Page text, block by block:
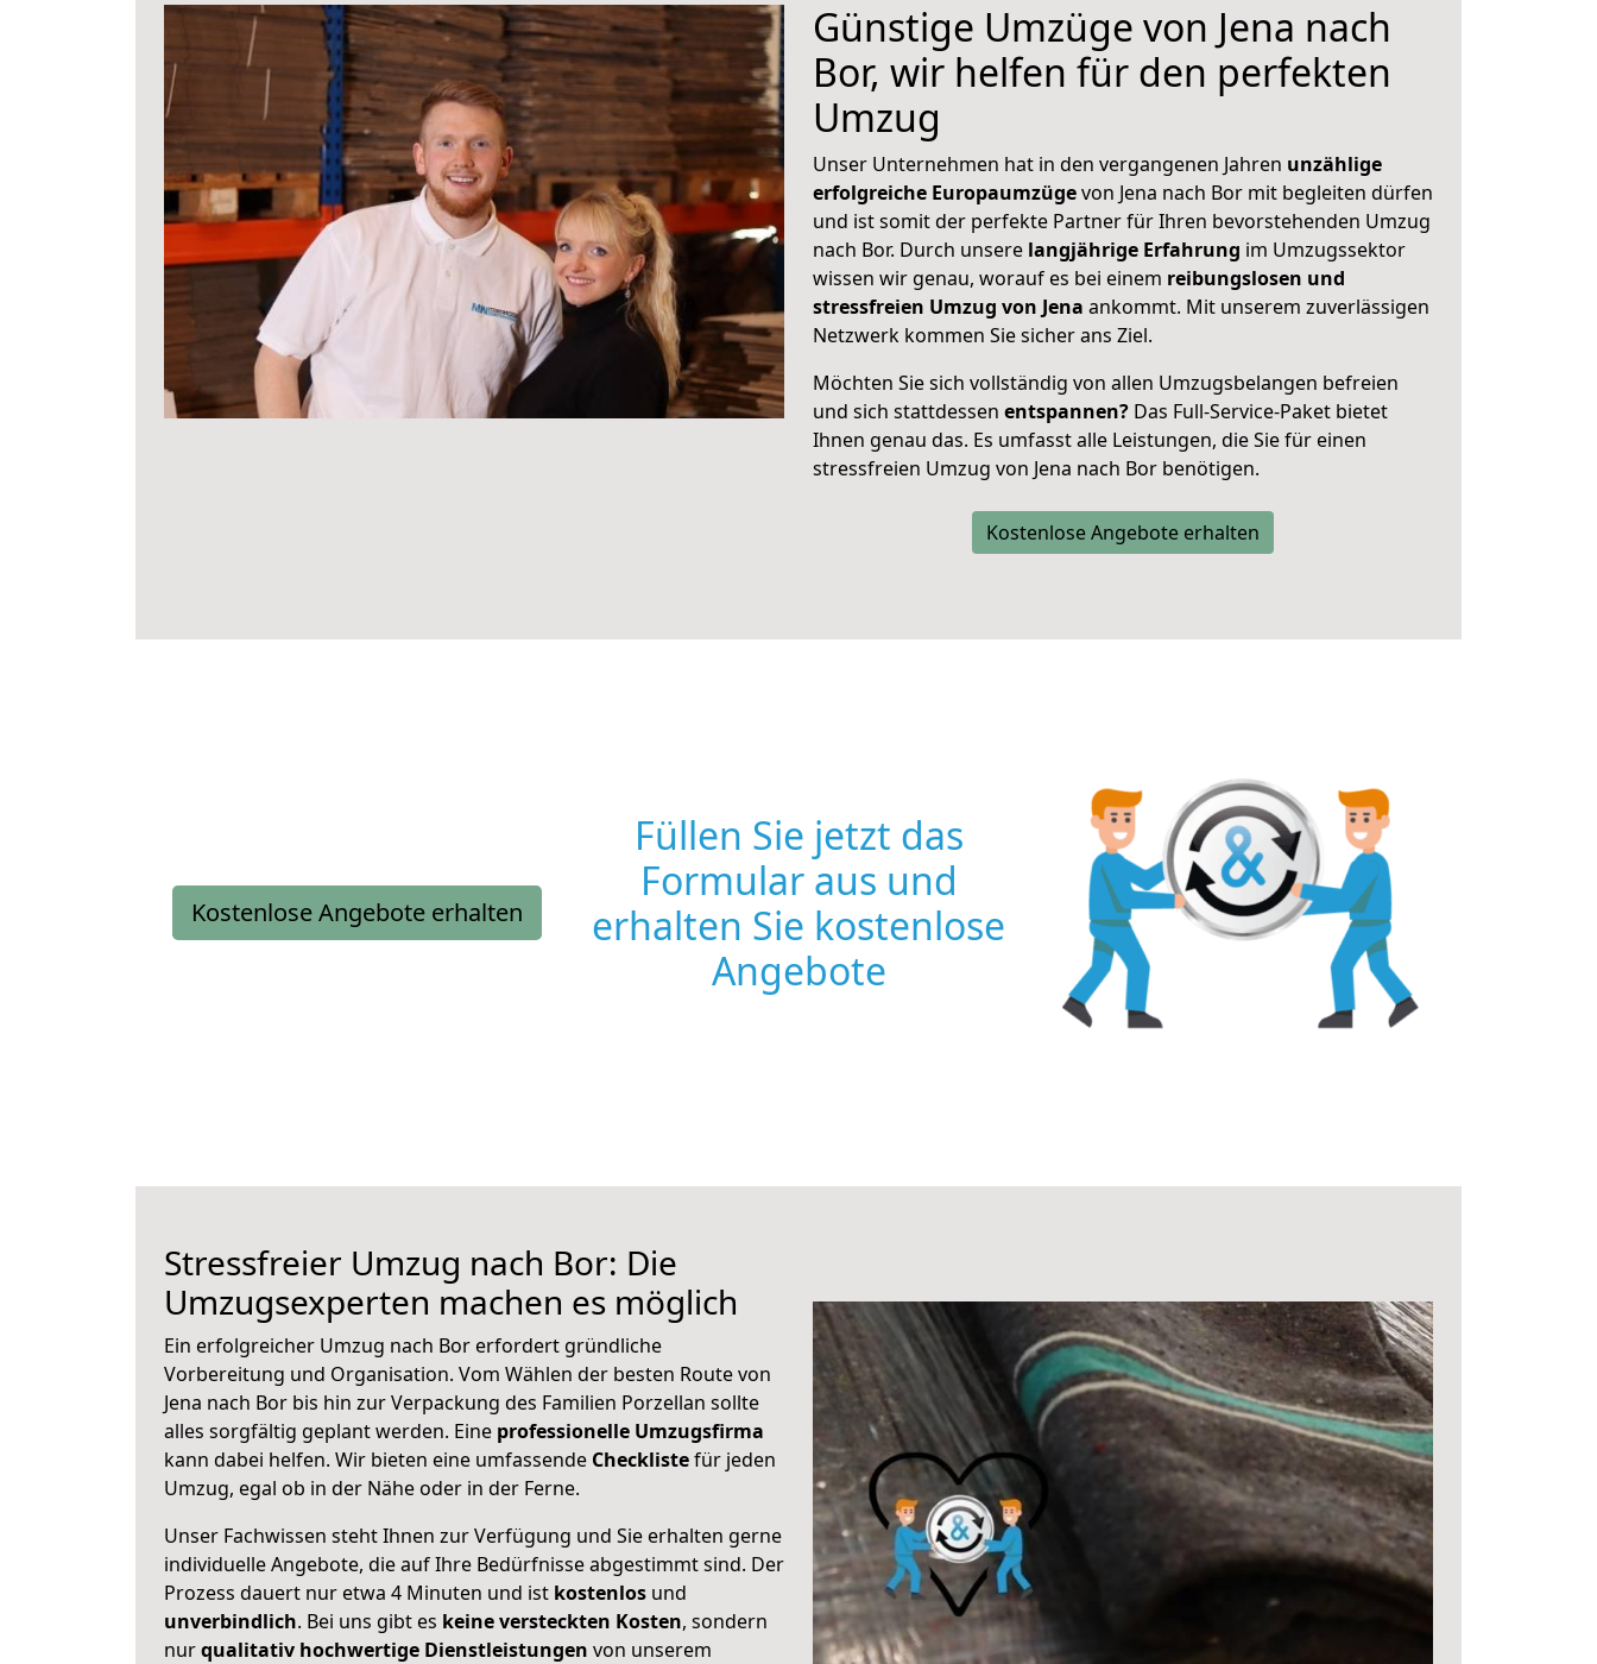
Günstige Umzüge von Jena nach
Bor, wir helfen für den perfekten
Umzug
Unser Unternehmen hat in den vergangenen Jahren unzählige
erfolgreiche Europaumzügevon Jena nach Bor mit begleiten dürfen
und ist somit der perfekte Partner für Ihren bevorstehenden Umzug
nach Bor. Durch unsere langjährige Erfahrung im Umzugssektor
wissen wir genau, worauf es bei einem reibungslosen und
stressfreien Umzug von Jena ankommt. Mit unserem zuverlässigen
Netzwerk kommen Sie sicher ans Ziel.
Möchten Sie sich vollständig von allen Umzugsbelangen befreien
und sich stattdessen entspannen? Das Full-Service-Paket bietet
Ihnen genau das. Es umfasst alle Leistungen, die Sie für einen
stressfreien Umzug von Jena nach Bor benötigen.
Kostenlose Angebote erhalten
Kostenlose Angebote erhalten
Füllen Sie jetzt das
Formular aus und
erhalten Sie kostenlose
Angebote
Stressfreier Umzug nach Bor: Die
Umzugsexperten machen es möglich
Ein erfolgreicher Umzug nach Bor erfordert gründliche
Vorbereitung und Organisation. Vom Wählen der besten Route von
Jena nach Bor bis hin zur Verpackung des Familien Porzellan sollte
alles sorgfältig geplant werden. Eine professionelle Umzugsfirma
kann dabei helfen. Wir bieten eine umfassende Checklistefür jeden
Umzug, egal ob in der Nähe oder in der Ferne.
Unser Fachwissen steht Ihnen zur Verfügung und Sie erhalten gerne
individuelle Angebote, die auf Ihre Bedürfnisse abgestimmt sind. Der
Prozess dauert nur etwa 4 Minuten und ist kostenlos und
unverbindlich. Bei uns gibt es keine versteckten Kosten, sondern
nurqualitativ hochwertige Dienstleistungen von unserem